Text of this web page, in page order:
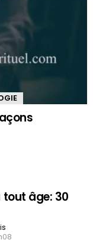
tout âge: 30